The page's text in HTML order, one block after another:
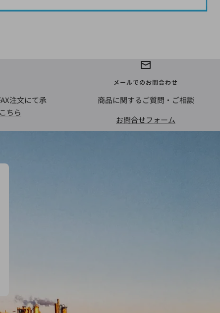
注文にて承
こちら
メールでのお問合わせ
商品に関するご質問・ご相談
お問合せフォーム